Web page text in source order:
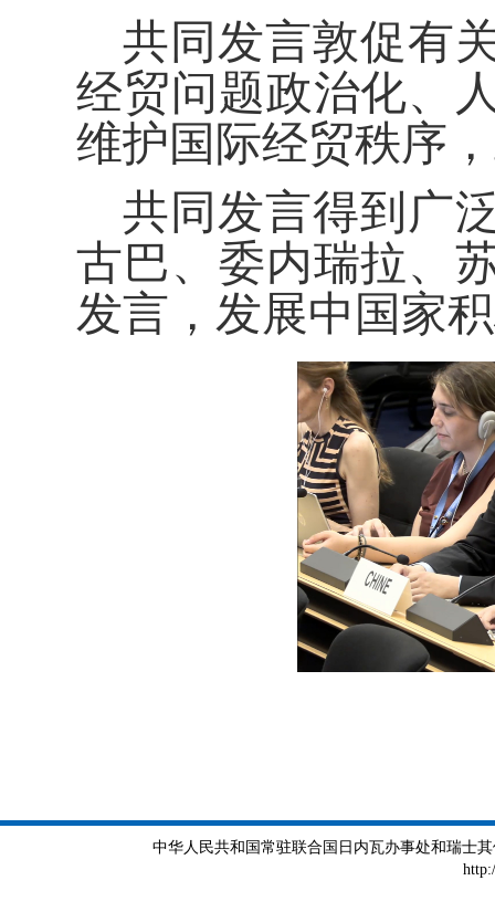
共同发言敦促有
经贸问题政治化、
维护国际经贸秩序
共同发言得到广
古巴、委内瑞拉、
发言，发展中国家
中华人民共和国常驻联合国日内瓦办事处和瑞士